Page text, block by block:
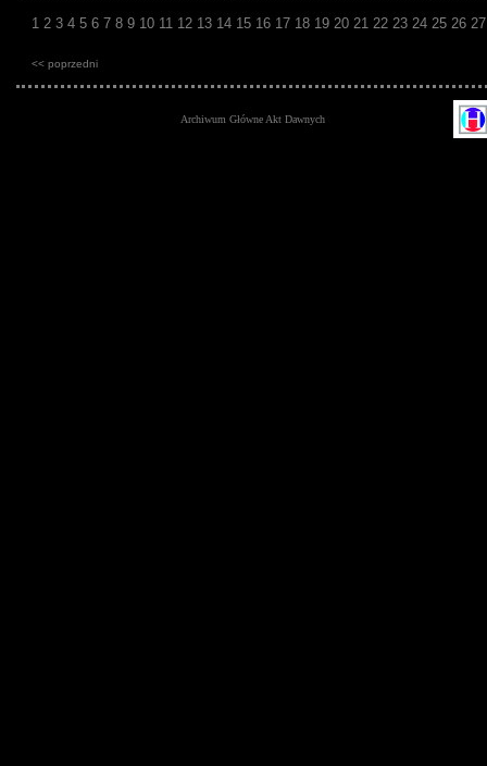
1 2 3 4 5 6 7 8 9 10 11 12 13 14 15 16 17 18 19 20 21 22 23 24 25 26
<< poprzedni
Archiwum Główne Akt Dawnych